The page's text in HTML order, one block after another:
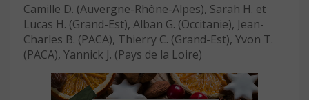
Camille D. (Auvergne-Rhône-Alpes), Sarah H. et
Lucas H. (Grand-Est), Alban G. (Occitanie), Jean-
Charles B. (PACA), Thierry C. (Grand-Est), Yvon T.
(PACA), Yannick J. (Pays de la Loire)